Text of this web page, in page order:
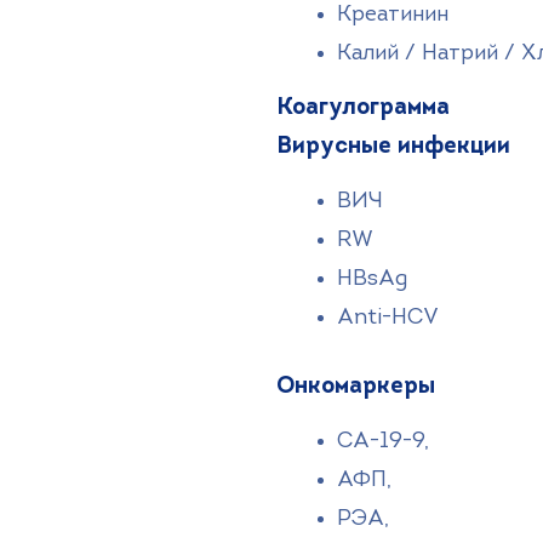
Креатинин
Калий / Натрий /
Коагулограмма
Вирусные инфекции
ВИЧ
RW
HBsAg
Anti-HСV
Онкомаркеры
СА-19-9,
АФП,
РЭА,